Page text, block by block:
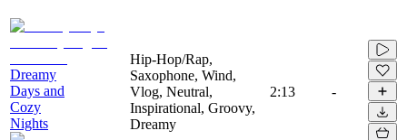
Dreamy
Days and
Cozy
Nights
Hip-Hop/Rap,
Saxophone, Wind,
Vlog, Neutral,
Inspirational, Groovy,
Dreamy
2:13 -